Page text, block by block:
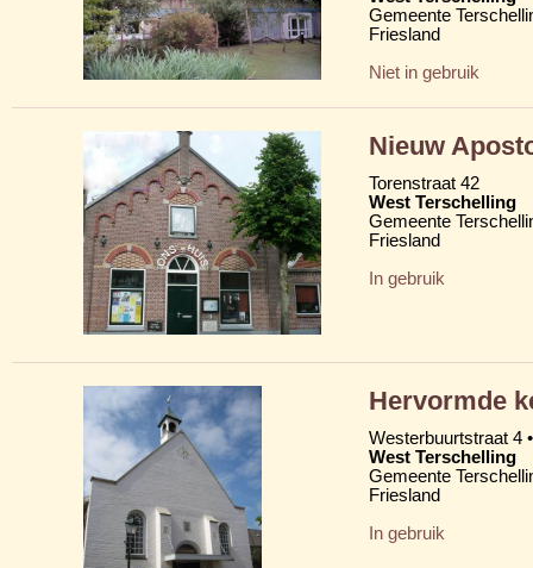
Gemeente
Friesland
Niet in gebruik
Nieuw
Torenstraat 42
West Terschelling
Gemeente
Friesland
In gebruik
Hervormde
Westerbuurtstraat 4
West Terschelling
Gemeente
Friesland
In gebruik